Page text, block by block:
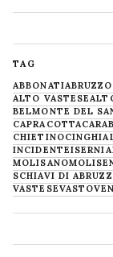
TAG
ABBONATIABRUZZO
ALTO VASTESE
BELMONTE DEL
CAPRACOTTA
CHIETINO
INCIDENTEISERNIA
MOLISANOMOLISE
SCHIAVI DI
VASTESEVASTO